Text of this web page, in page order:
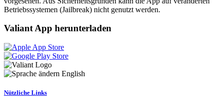
Betriebssystemen (Jailbreak) nicht genutzt werden.
Valiant App herunterladen
English
Nützliche Links